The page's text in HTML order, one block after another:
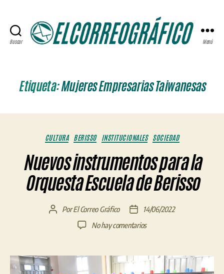
Buscar Menú
Etiqueta:Mujeres Empresarias Taiwanesas
Categorías
CULTURA BERISSO INSTITUCIONALES SOCIEDAD
Nuevos instrumentos para la
Orquesta Escuela de Berisso
AutorPorEl Correo Gráfico
Fecha14/06/2022
No hay comentariosen
para
la